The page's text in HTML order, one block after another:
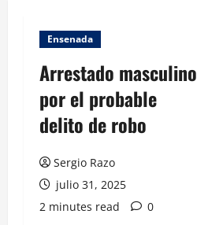
Ensenada
Arrestado masculino
por el probable
delito de robo
Sergio Razo
julio 31, 2025
2 minutes read
0